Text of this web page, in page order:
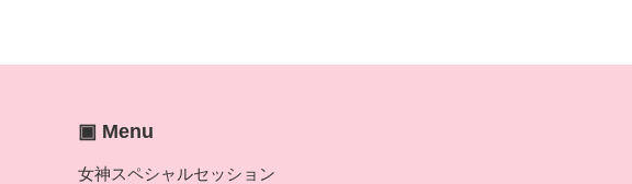
▣ Menu
女神スペシャルセッション